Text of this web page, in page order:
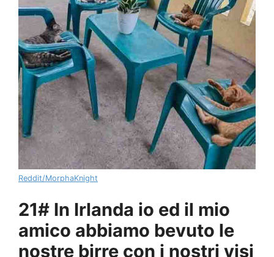
Reddit/MorphaKnight
21# In Irlanda io ed il mio
amico abbiamo bevuto le
nostre birre con i nostri visi